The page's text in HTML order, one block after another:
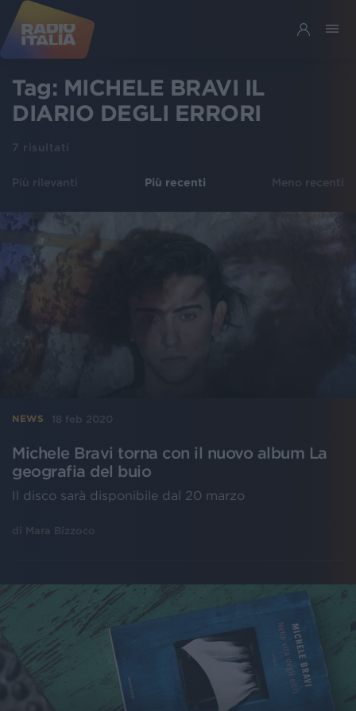
Tag: MICHELE BRAVI IL
DIARIO DEGLI ERRORI
7 risultati
Più rilevanti Più recenti Meno recenti
NEWS 18 feb 2020
Michele Bravi torna con il nuovo album La
geografia del buio
Il disco sarà disponibile dal 20 marzo
di Mara Bizzoco